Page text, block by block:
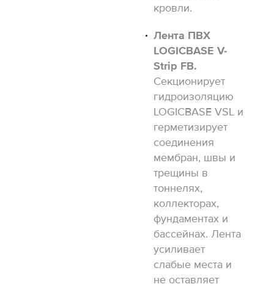
кровли.
Лента ПВХ
LOGICBASE V-
Strip FB.
Секционирует
гидроизоляцию
LOGICBASE VSL и
герметизирует
соединения
мембран, швы и
трещины в
тоннелях,
коллекторах,
фундаментах и
бассейнах. Лента
усиливает
слабые места и
не оставляет